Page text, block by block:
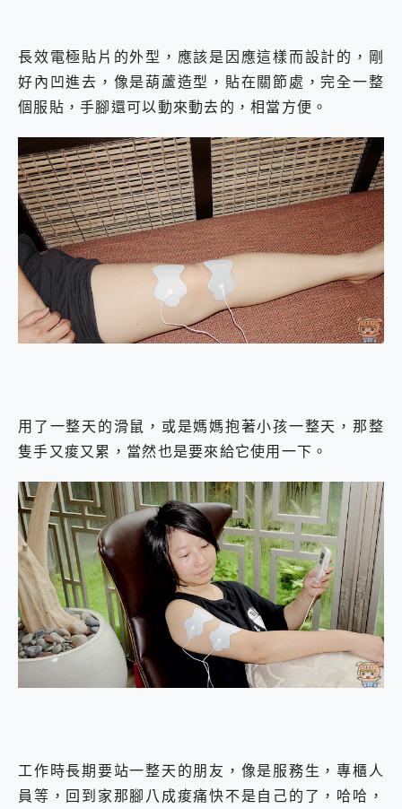
長效電極貼片的外型，應該是因應這樣而設計的，剛
好內凹進去，像是葫蘆造型，貼在關節處，完全一整
個服貼，手腳還可以動來動去的，相當方便。
用了一整天的滑鼠，或是媽媽抱著小孩一整天，那整
隻手又痠又累，當然也是要來給它使用一下。
工作時長期要站一整天的朋友，像是服務生，專櫃人
員等，回到家那腳八成痠痛快不是自己的了，哈哈，